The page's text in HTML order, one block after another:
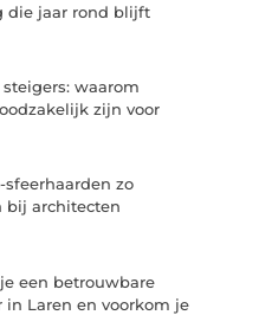
die jaar rond blijft
waarom
zijn voor
zo
bij architecten
een betrouwbare
in Laren en voorkom je